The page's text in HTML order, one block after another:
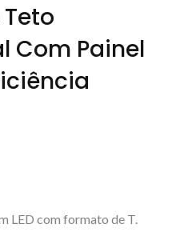
Com Painel
LED com formato de T.